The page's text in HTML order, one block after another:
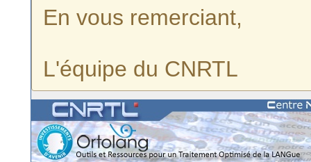
En vous remerciant,
L'équipe du CNRTL